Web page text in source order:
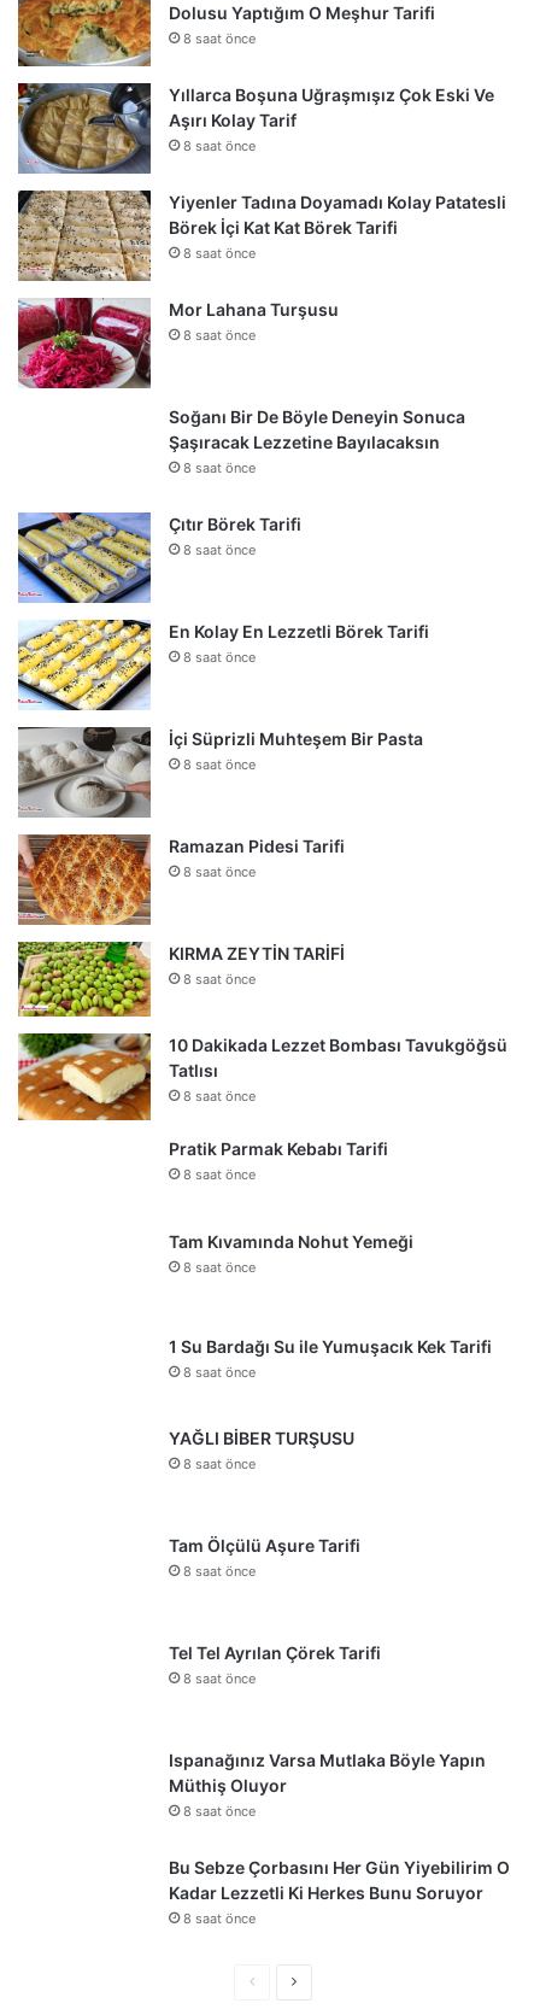
Dolusu Yaptığım O Meşhur Tarifi
8 saat önce
Yıllarca Boşuna Uğraşmışız Çok Eski Ve
Aşırı Kolay Tarif
8 saat önce
Yiyenler Tadına Doyamadı Kolay Patatesli
Börek İçi Kat Kat Börek Tarifi
8 saat önce
Mor Lahana Turşusu
8 saat önce
Soğanı Bir De Böyle Deneyin Sonuca
Şaşıracak Lezzetine Bayılacaksın
8 saat önce
Çıtır Börek Tarifi
8 saat önce
En Kolay En Lezzetli Börek Tarifi
8 saat önce
İçi Süprizli Muhteşem Bir Pasta
8 saat önce
Ramazan Pidesi Tarifi
8 saat önce
KIRMA ZEYTİN TARİFİ
8 saat önce
10 Dakikada Lezzet Bombası Tavukgöğsü
Tatlısı
8 saat önce
Pratik Parmak Kebabı Tarifi
8 saat önce
Tam Kıvamında Nohut Yemeği
8 saat önce
1 Su Bardağı Su ile Yumuşacık Kek Tarifi
8 saat önce
YAĞLI BİBER TURŞUSU
8 saat önce
Tam Ölçülü Aşure Tarifi
8 saat önce
Tel Tel Ayrılan Çörek Tarifi
8 saat önce
Ispanağınız Varsa Mutlaka Böyle Yapın
Müthiş Oluyor
8 saat önce
Bu Sebze Çorbasını Her Gün Yiyebilirim O
Kadar Lezzetli Ki Herkes Bunu Soruyor
8 saat önce
ÖncekiSonraki